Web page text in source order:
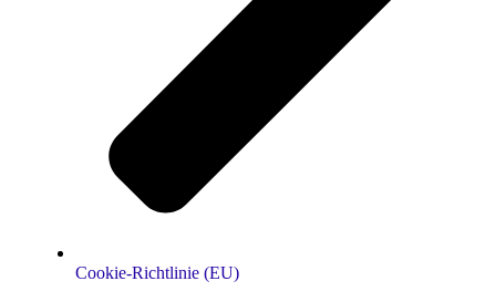
Cookie-Richtlinie (EU)